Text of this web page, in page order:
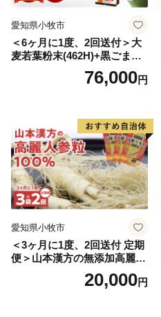
愛知県小牧市
＜6ヶ月に1度、2回送付＞大
麦若葉粉末(462H)+黒ごま黒
豆きな粉+ 糖流茶 山本漢
76,000円
愛知県小牧市
＜3ヶ月に1度、2回送付 定期
便＞山本漢方の無添加高麗人
20,000円